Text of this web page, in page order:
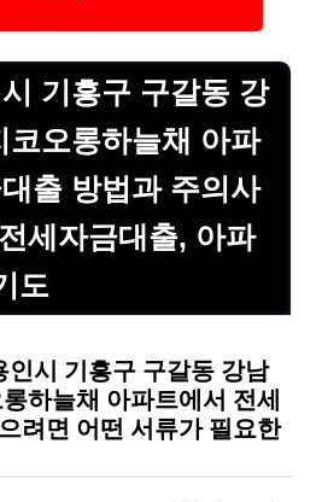
기흥구 구갈동 강
코오롱하늘채 아파
출 방법과 주의사
세자금대출, 아파
도
인시 기흥구 구갈동 강남
하늘채 아파트에서 전세
려면 어떤 서류가 필요한